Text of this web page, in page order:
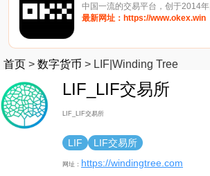
中国一流的交易平台，创于2014年
最新网址：https://www.okex.win
首页 > 数字货币 > LIF|Winding Tree
LIF_LIF交易所
LIF_LIF交易所
LIF LIF交易所
网址： https://windingtree.com